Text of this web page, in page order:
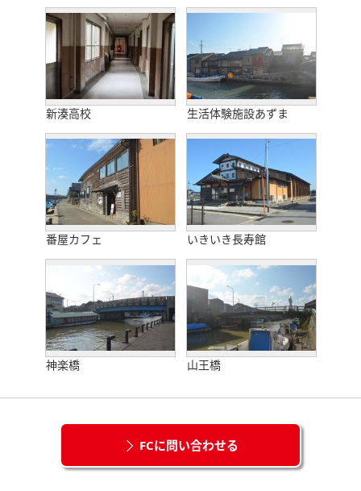
新湊高校 生活体験施設あずま
番屋カフェ いきいき長寿館
神楽橋 山王橋
FCに問い合わせる